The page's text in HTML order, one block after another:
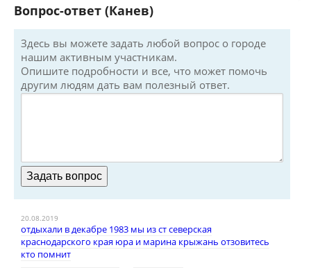
Вопрос-ответ (Канев)
Здесь вы можете задать любой вопрос о городе
нашим активным участникам.
Опишите подробности и все, что может помочь
другим людям дать вам полезный ответ.
20.08.2019
отдыхали в декабре 1983 мы из ст северская
краснодарского края юра и марина крыжань отзовитесь
кто помнит